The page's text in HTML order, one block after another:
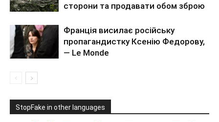
сторони та продавати обом зброю
Франція висилає російську
пропагандистку Ксенію Федорову,
— Le Monde
StopFake in other languages